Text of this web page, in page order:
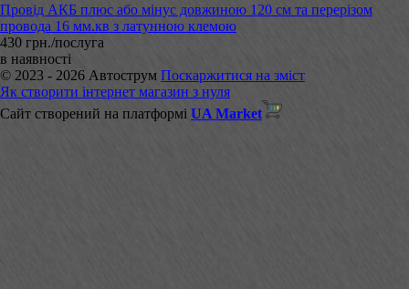
Провід АКБ плюс або мінус довжиною 120 см та перерізом
провода 16 мм.кв з латунною клемою
430 грн./послуга
в наявності
© 2023 - 2026 Автострум Поскаржитися на зміст
Як створити інтернет магазин з нуля
Сайт створений на платформі UA Market